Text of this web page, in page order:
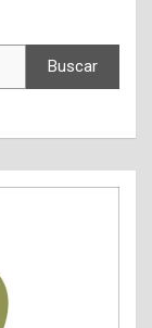
Buscar